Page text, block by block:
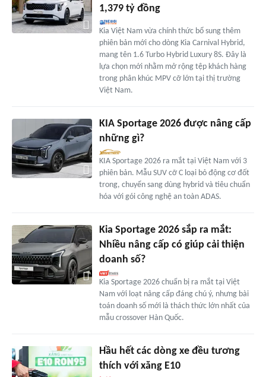
1,379 tỷ đồng
Kia Việt Nam vừa chính thức bổ sung thêm
phiên bản mới cho dòng Kia Carnival Hybrid,
mang tên 1.6 Turbo Hybrid Luxury 8S. Đây là
lựa chọn mới nhằm mở rộng tệp khách hàng
trong phân khúc MPV cỡ lớn tại thị trường
Việt Nam.
KIA Sportage 2026 được nâng cấp
những gì?
KIA Sportage 2026 ra mắt tại Việt Nam với 3
phiên bản. Mẫu SUV cỡ C loại bỏ động cơ đốt
trong, chuyển sang dùng hybrid và tiêu chuẩn
hóa với gói công nghệ an toàn ADAS.
Kia Sportage 2026 sắp ra mắt:
Nhiều nâng cấp có giúp cải thiện
doanh số?
Kia Sportage 2026 chuẩn bị ra mắt tại Việt
Nam với loạt nâng cấp đáng chú ý, nhưng bài
toán doanh số mới là thách thức lớn nhất của
mẫu crossover Hàn Quốc.
Hầu hết các dòng xe đều tương
thích với xăng E10